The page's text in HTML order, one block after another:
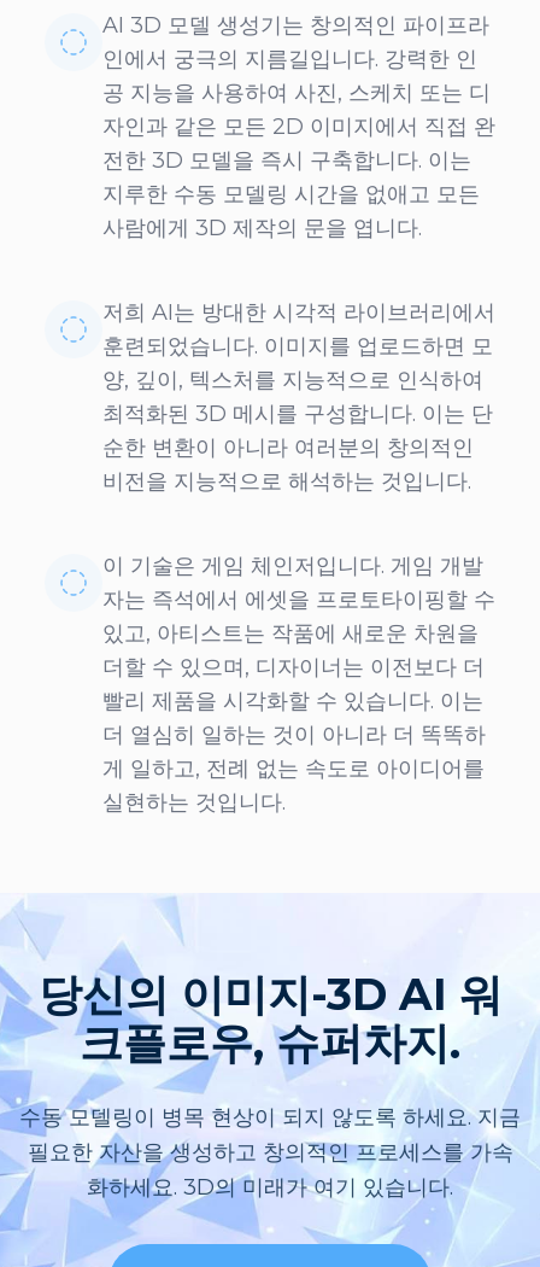
AI 3D 모델 생성기는 창의적인 파이프라
인에서 궁극의 지름길입니다. 강력한 인
공 지능을 사용하여 사진, 스케치 또는 디
자인과 같은 모든 2D 이미지에서 직접 완
전한 3D 모델을 즉시 구축합니다. 이는
지루한 수동 모델링 시간을 없애고 모든
사람에게 3D 제작의 문을 엽니다.
저희 AI는 방대한 시각적 라이브러리에서
훈련되었습니다. 이미지를 업로드하면 모
양, 깊이, 텍스처를 지능적으로 인식하여
최적화된 3D 메시를 구성합니다. 이는 단
순한 변환이 아니라 여러분의 창의적인
비전을 지능적으로 해석하는 것입니다.
이 기술은 게임 체인저입니다. 게임 개발
자는 즉석에서 에셋을 프로토타이핑할 수
있고, 아티스트는 작품에 새로운 차원을
더할 수 있으며, 디자이너는 이전보다 더
빨리 제품을 시각화할 수 있습니다. 이는
더 열심히 일하는 것이 아니라 더 똑똑하
게 일하고, 전례 없는 속도로 아이디어를
실현하는 것입니다.
당신의 이미지-3D AI 워
크플로우, 슈퍼차지.
수동 모델링이 병목 현상이 되지 않도록 하세요. 지금
필요한 자산을 생성하고 창의적인 프로세스를 가속
화하세요. 3D의 미래가 여기 있습니다.